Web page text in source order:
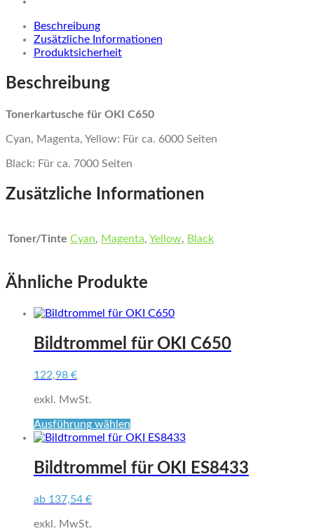
Beschreibung
Zusätzliche Informationen
Produktsicherheit
Beschreibung
Tonerkartusche für OKI C650
Cyan, Magenta, Yellow: Für ca. 6000 Seiten
Black: Für ca. 7000 Seiten
Zusätzliche Informationen
Toner/Tinte Cyan, Magenta, Yellow, Black
Ähnliche Produkte
Bildtrommel für OKI C650
122,98 €
exkl. MwSt.
Ausführung wählen
Produkt
mehrere
Varianten
Bildtrommel für OKI ES8433
ab 137,54 €
exkl. MwSt.